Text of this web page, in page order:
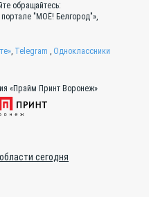
обращайтесь:
"МОЁ! Белгород"»,
, Telegram , Одноклассники
«Прайм Принт Воронеж»
сегодня